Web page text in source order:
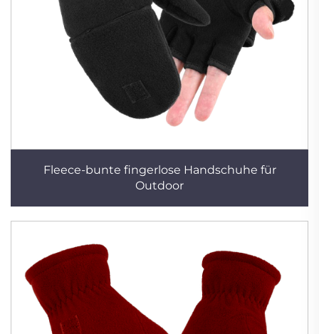
Fleece-bunte fingerlose Handschuhe für
Outdoor